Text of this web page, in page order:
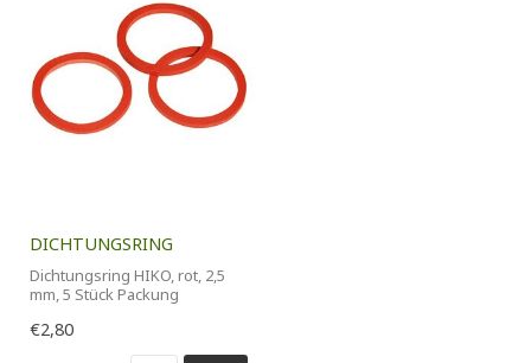
DICHTUNGSRING
Dichtungsring HIKO, rot, 2,5
mm, 5 Stück Packung
€2,80